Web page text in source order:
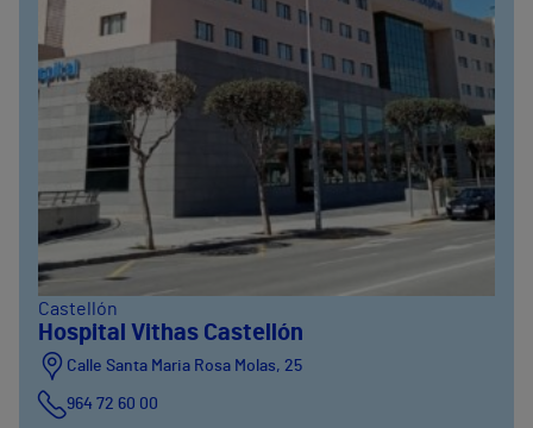
Castellón
Hospital Vithas Castellón
Calle Santa Maria Rosa Molas, 25
964 72 60 00